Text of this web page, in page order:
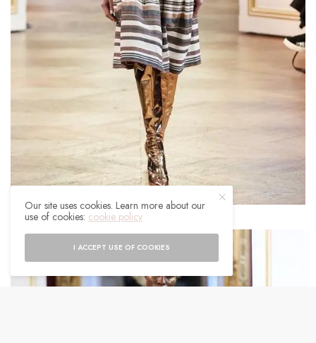
Our site uses cookies. Learn more about our
use of cookies: cookie policy
I ACCEPT USE OF COOKIES